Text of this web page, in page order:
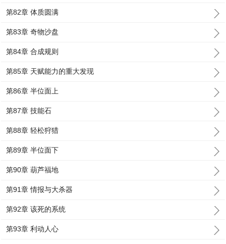
第82章 体质圆满
第83章 奇物沙盘
第84章 合成规则
第85章 天赋能力的重大发现
第86章 半位面上
第87章 技能石
第88章 轻松狩猎
第89章 半位面下
第90章 葫芦福地
第91章 情报与大杀器
第92章 该死的系统
第93章 利动人心